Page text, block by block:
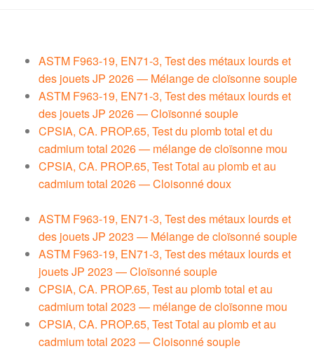
ASTM F963-19, EN71-3, Test des métaux lourds et
des jouets JP 2026 — Mélange de cloïsonne souple
ASTM F963-19, EN71-3, Test des métaux lourds et
des jouets JP 2026 — Cloïsonné souple
CPSIA, CA. PROP.65, Test du plomb total et du
cadmium total 2026 — mélange de cloïsonne mou
CPSIA, CA. PROP.65, Test Total au plomb et au
cadmium total 2026 — Cloisonné doux
ASTM F963-19, EN71-3, Test des métaux lourds et
des jouets JP 2023 — Mélange de cloïsonné souple
ASTM F963-19, EN71-3, Test des métaux lourds et
jouets JP 2023 — Cloïsonné souple
CPSIA, CA. PROP.65, Test au plomb total et au
cadmium total 2023 — mélange de cloïsonne mou
CPSIA, CA. PROP.65, Test Total au plomb et au
cadmium total 2023 — Cloisonné souple